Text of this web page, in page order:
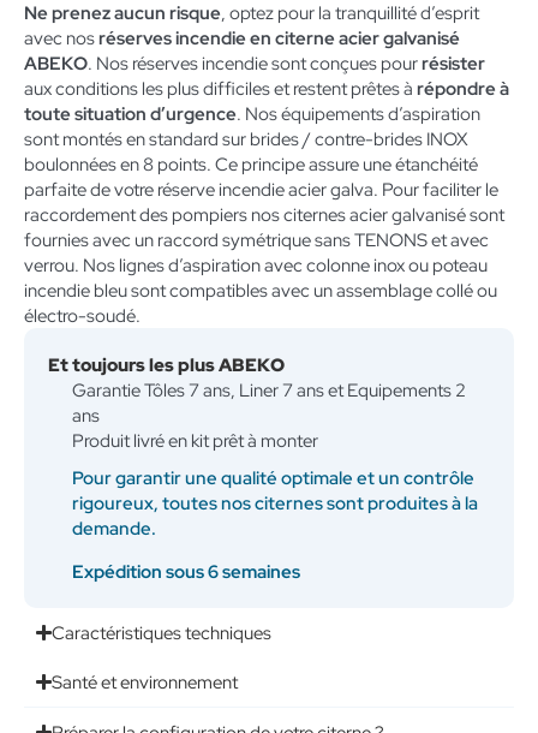
Ne prenez aucun risque, optez pour la tranquillité d’esprit
avec nosréserves incendie en citerne acier galvanisé
ABEKO. Nos réserves incendie sont conçues pourrésister
aux conditions les plus difficiles et restent prêtes à répondre à
toute situation d’urgence. Nos équipements d’aspiration
sont montés en standard sur brides / contre-brides INOX
boulonnées en 8 points. Ce principe assure une étanchéité
parfaite de votre réserve incendie acier galva. Pour faciliter le
raccordement des pompiers nos citernes acier galvanisé sont
fournies avec un raccord symétrique sans TENONS et avec
verrou. Nos lignes d’aspiration avec colonne inox ou poteau
incendie bleu sont compatibles avec un assemblage collé ou
électro-soudé.
Et toujours les plus ABEKO
Garantie Tôles 7 ans, Liner 7 ans et Equipements 2
ans
Produit livré en kit prêt à monter
Pour garantir une qualité optimale et un contrôle
rigoureux, toutes nos citernes sont produites à la
demande.
Expédition sous 6 semaines
Caractéristiques techniques
Santé et environnement